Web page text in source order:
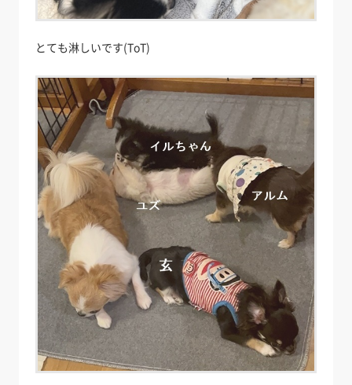
とても淋しいです(ToT)